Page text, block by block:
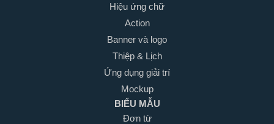
Hiệu ứng chữ
Action
Banner và logo
Thiệp & Lịch
Ứng dụng giải trí
Mockup
BIỂU MẪU
Đơn từ